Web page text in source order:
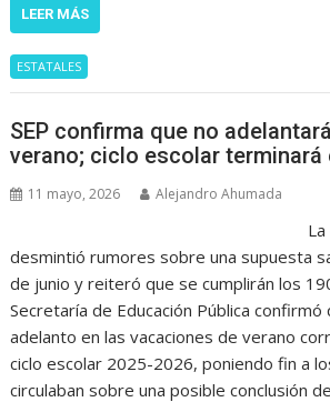
LEER MÁS
ESTATALES
SEP confirma que no
verano; ciclo escolar terminará
11 mayo, 2026 Alejandro Ahumada
desmintió rumores sobre una supuesta
de junio y reiteró que se cumplirán los
Secretaría de Educación Pública confirmó
adelanto en las vacaciones de verano
ciclo escolar 2025-2026, poniendo fin a
circulaban sobre una posible conclusión